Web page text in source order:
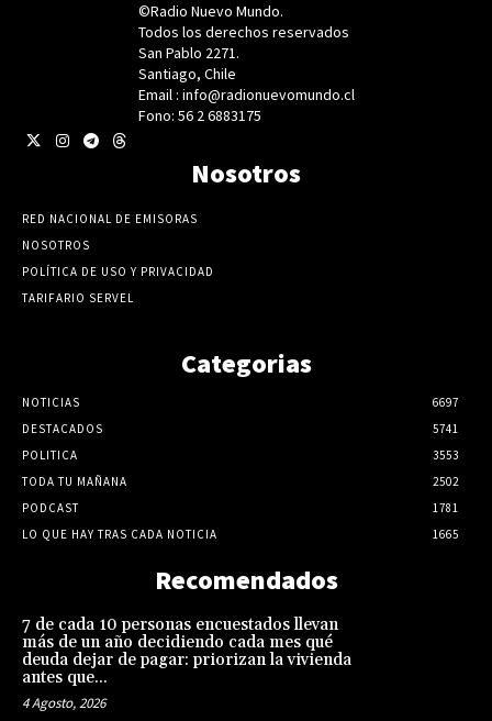
©Radio Nuevo Mundo.
Todos los derechos reservados
San Pablo 2271.
Santiago, Chile
Email : info@radionuevomundo.cl
Fono: 56 2 6883175
Nosotros
RED NACIONAL DE EMISORAS
NOSOTROS
POLÍTICA DE USO Y PRIVACIDAD
TARIFARIO SERVEL
Categorias
NOTICIAS
6697
DESTACADOS
5741
POLITICA
3553
TODA TU MAÑANA
2502
PODCAST
1781
LO QUE HAY TRAS CADA NOTICIA
1665
Recomendados
7 de cada 10 personas encuestados llevan
más de un año decidiendo cada mes qué
deuda dejar de pagar: priorizan la vivienda
antes que...
4 Agosto, 2026